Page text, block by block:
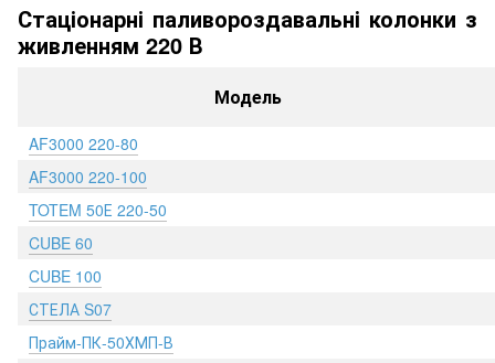
Стаціонарні паливороздавальні колонки з
живленням 220 В
Модель
AF3000 220-80
AF3000 220-100
TOTEM 50Е 220-50
CUBE 60
CUBE 100
СТЕЛА S07
Прайм-ПК-50ХМП-В